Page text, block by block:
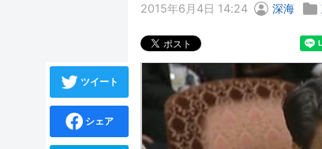
2015年6月4日 14:24 深海
ツイート
シェア